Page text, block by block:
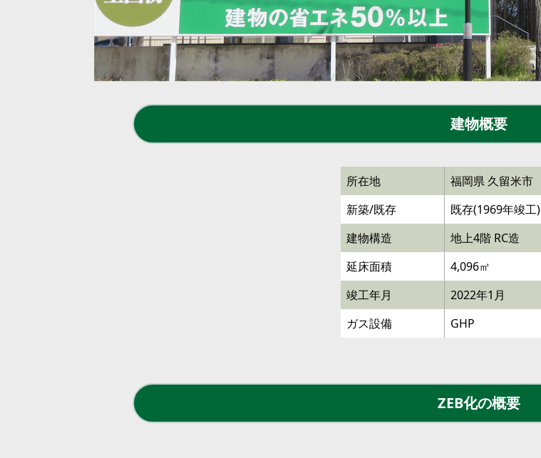
建物概要
所在地
福岡県 久留米市
新築/既存
既存(1969年竣工)
建物構造
地上4階 RC造
延床面積
4,096㎡
竣工年月
2022年1月
ガス設備
GHP
ZEB化の概要